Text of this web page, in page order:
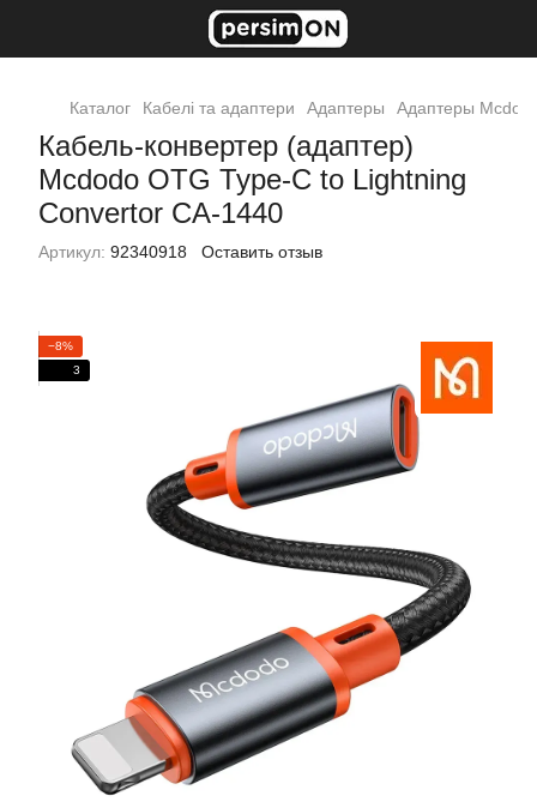
Каталог Кабелі та адаптери Адаптеры Адаптеры
Кабель-конвертер (адаптер)
Mcdodo OTG Type-C to Lightning
Convertor CA-1440
Артикул: 92340918 Оставить отзыв
−8%
3